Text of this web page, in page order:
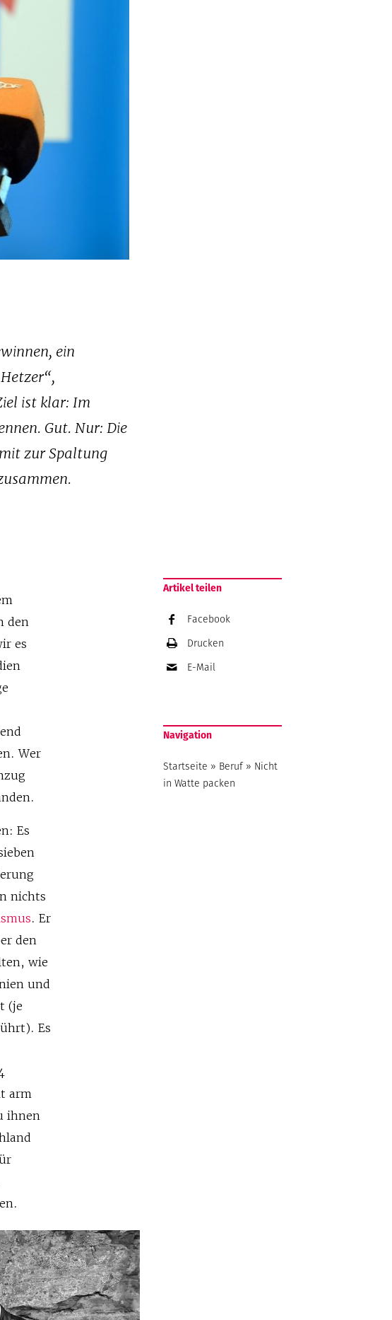
ein
ist klar: Im
Gut. Nur: Die
zur Spaltung
den
es
Wer
Es
nichts
. Er
den
wie
und
(je
Es
arm
ihnen
Artikel teilen
Facebook
Drucken
E-Mail
Navigation
Startseite » Beruf» Nicht
in Watte packen